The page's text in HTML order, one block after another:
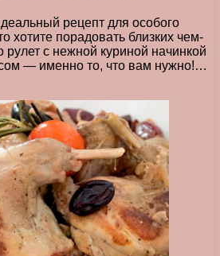
рецепт для особого
хотите порадовать близких чем-
рулет с нежной куриной начинкой
— именно то, что вам нужно!…